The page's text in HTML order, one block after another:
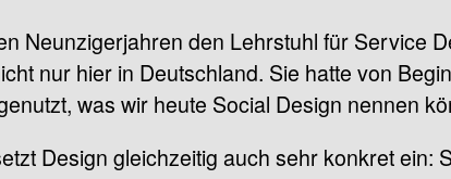
Neunzigerjahren den Lehrstuhl für Service
nur hier in Deutschland. Sie hatte von
was wir heute Social Design nennen
Design gleichzeitig auch sehr konkret ein: